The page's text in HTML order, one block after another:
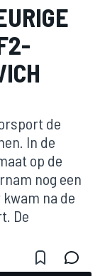
de
In de
op de
nog een
na de
De